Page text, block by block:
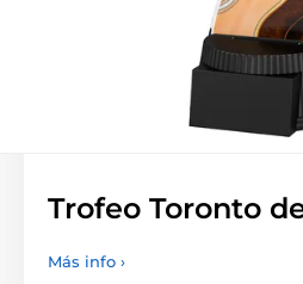
Trofeo Toronto
Más info ›